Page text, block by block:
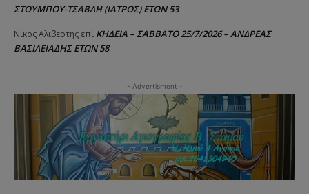
ΣΤΟΥΜΠΟΥ-ΤΣΑΒΛΗ (ΙΑΤΡΟΣ) ΕΤΩΝ 53
Νίκος Αλιβερτης επί ΚΗΔΕΙΑ – ΣΑΒΒΑΤΟ 25/7/2026 – ΑΝΔΡΕΑΣ
ΒΑΣΙΛΕΙΑΔΗΣ ΕΤΩΝ 58
- Advertisment -